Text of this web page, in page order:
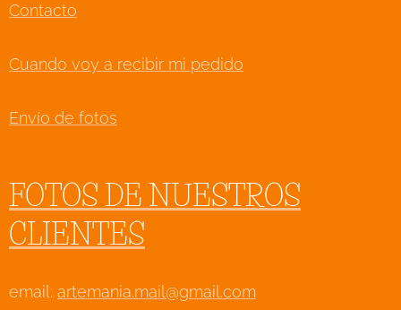
Contacto
Cuando voy a recibir mi pedido
Envío de fotos
FOTOS DE NUESTROS
CLIENTES
email: artemania.mail@gmail.com